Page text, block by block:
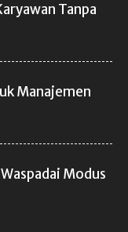
Tanpa
Manajemen
Modus